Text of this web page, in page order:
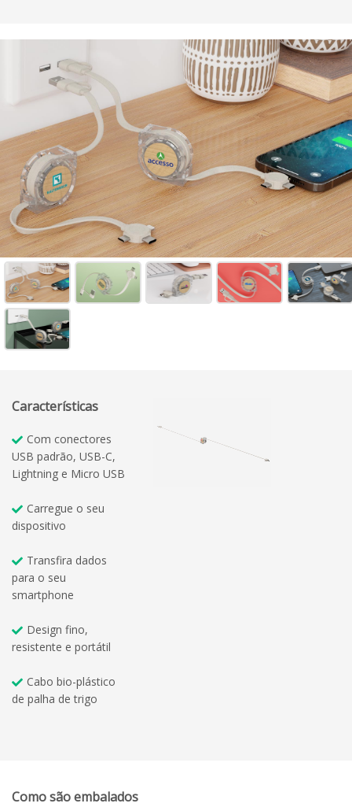
Características
Com conectores
USB padrão, USB-C,
Lightning e Micro USB
Carregue o seu
dispositivo
Transfira dados
para o seu
smartphone
Design fino,
resistente e portátil
Cabo bio-plástico
de palha de trigo
Como são embalados